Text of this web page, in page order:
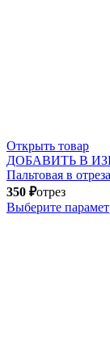
Открыть товар
ДОБАВИТЬ В
Пальтовая в
350 ₽отрез
Выберите